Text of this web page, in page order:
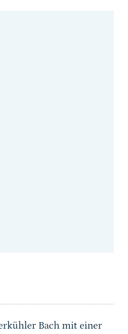
Bach mit einer